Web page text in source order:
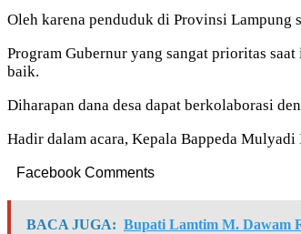
Oleh karena penduduk di Provinsi Lampung
Program Gubernur yang sangat prioritas
baik.
Diharapan dana desa dapat berkolaborasi
Hadir dalam acara, Kepala Bappeda
Facebook Comments
BACA JUGA: Bupati Lamtim M. Dawam